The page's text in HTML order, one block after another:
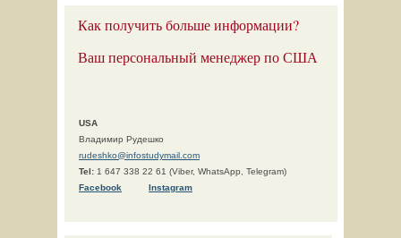
Как получить больше информации?
Ваш персональный менеджер по США
USA
Владимир Рудешко
rudeshko@infostudymail.com
Tel: 1 647 338 22 61 (Viber, WhatsApp, Telegram)
Facebook Instagram